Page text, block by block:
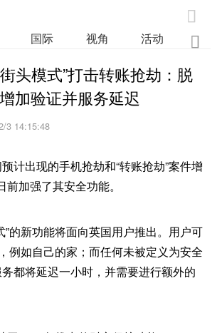

国际 视角 活动 业

头模式”打击转账抢劫：脱
加验证并服务延迟
3 14:15:48
计出现的手机抢劫和“转账抢劫”案件增
加强了其安全功能。
”的新功能将面向英国用户推出。用户可
例如自己的家；而任何未被定义为安全
都将延迟一小时，并需要进行额外的